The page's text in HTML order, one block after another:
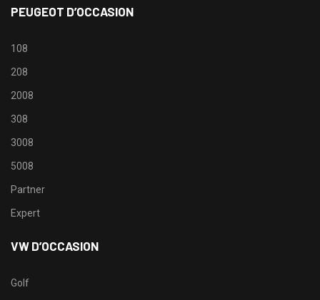
PEUGEOT D’OCCASION
108
208
2008
308
3008
5008
Partner
Expert
VW D’OCCASION
Golf